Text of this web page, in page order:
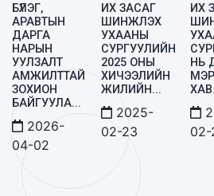
БҮЛЭГ,
АРАВТЫН
ДАРГА
НАРЫН
УУЛЗАЛТ
АМЖИЛТТАЙ
ЗОХИОН
БАЙГУУЛА...
2026-
04-02
ИХ ЗАСАГ
ШИНЖЛЭХ
УХААНЫ
СУРГУУЛИЙН
2025 ОНЫ
ХИЧЭЭЛИЙН
ЖИЛИЙН...
2025-
02-23
ИХ
НЬ
ХАВ
02-